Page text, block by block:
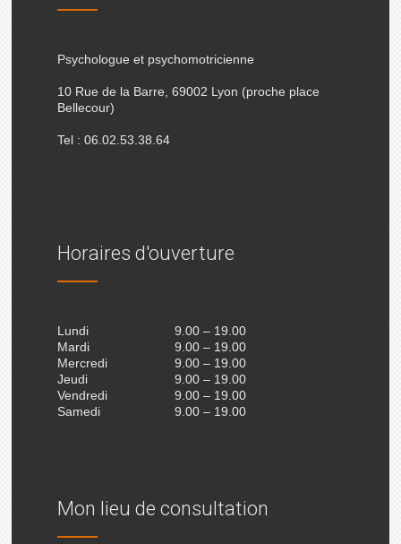
Psychologue et psychomotricienne
10 Rue de la Barre, 69002 Lyon (proche place
Bellecour)
Tel : 06.02.53.38.64
Horaires d'ouverture
Lundi
9.00 – 19.00
Mardi
9.00 – 19.00
Mercredi
9.00 – 19.00
Jeudi
9.00 – 19.00
Vendredi
9.00 – 19.00
Samedi
9.00 – 19.00
Mon lieu de consultation